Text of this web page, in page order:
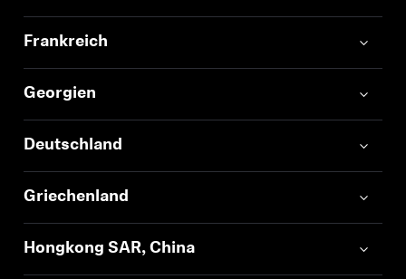
Frankreich
Georgien
Deutschland
Griechenland
Hongkong SAR, China